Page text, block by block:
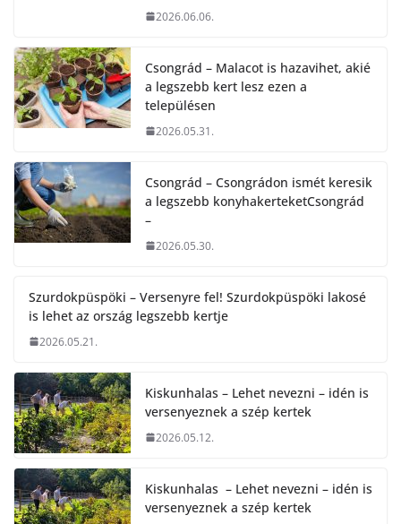
2026.06.06.
Csongrád – Malacot is hazavihet, akié
a legszebb kert lesz ezen a
településen
2026.05.31.
Csongrád – Csongrádon ismét keresik
a legszebb konyhakerteketCsongrád
–
2026.05.30.
Szurdokpüspöki – Versenyre fel! Szurdokpüspöki lakosé
is lehet az ország legszebb kertje
2026.05.21.
Kiskunhalas – Lehet nevezni – idén is
versenyeznek a szép kertek
2026.05.12.
Kiskunhalas – Lehet nevezni – idén is
versenyeznek a szép kertek